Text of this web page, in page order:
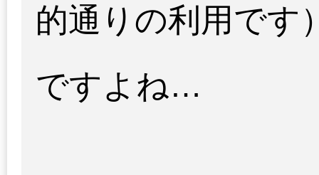
的通りの利用です
ですよね…